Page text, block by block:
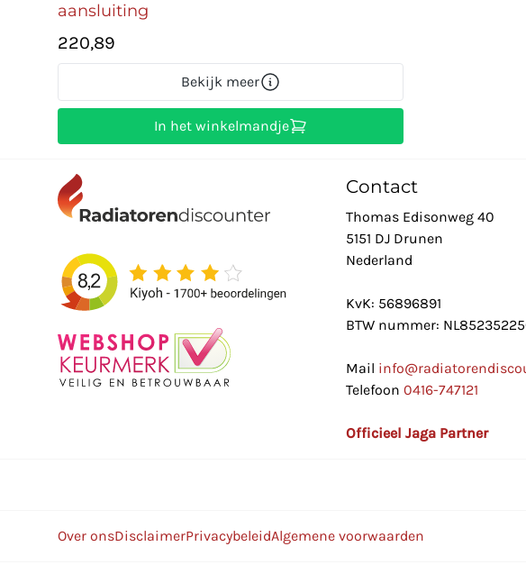
aansluiting
220,89
Bekijk meer
In het winkelmandje
Contact
Thomas Edisonweg 40
5151 DJ Drunen
Nederland
KvK: 56896891
BTW nummer:
Mail
Telefoon 0416-747121
Officieel Jaga Partner
Over onsDisclaimerPrivacybeleidAlgemene voorwaarden